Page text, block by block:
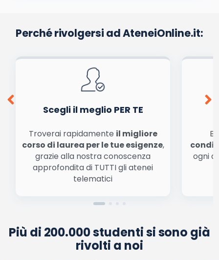
Perché rivolgersi ad AteneiOnline.it:
Scegli il meglio PER TE
Troverai rapidamente il migliore
corso di laurea per le tue esigenze,
grazie alla nostra conoscenza
approfondita di TUTTI gli atenei
telematici
ogni
Più di 200.000 studenti si sono già
rivolti a noi